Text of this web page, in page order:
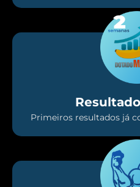
Primeiros resultados já